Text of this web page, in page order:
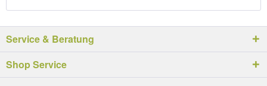
Service & Beratung
Shop Service